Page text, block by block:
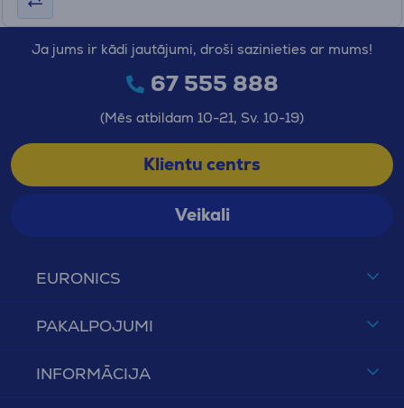
EURONICS
PAKALPOJUMI
INFORMĀCIJA
Ja jums ir kādi jautājumi, droši sazinieties ar mums!
67 555 888
(Mēs atbildam 10-21, Sv. 10-19)
Klientu centrs
Veikali